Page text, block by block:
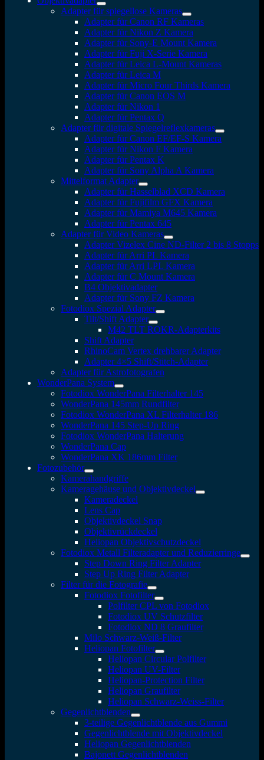
Adapter für spiegellose Kameras
Adapter für Canon RF Kameras
Adapter für Nikon Z Kamera
Adapter für Sony-E Mount Kamera
Adapter für Fuji X-Serie Kamera
Adapter für Leica L-Mount Kameras
Adapter für Leica M
Adapter für Micro Four Thirds Kamera
Adapter für Canon EOS M
Adapter für Nikon 1
Adapter für Pentax Q
Adapter für digitale Spiegelreflexkameras
Adapter für Canon EF/EF-S Kamera
Adapter für Nikon F Kamera
Adapter für Pentax K
Adapter für Sony Alpha A Kamera
Mittelformat Adapter
Adapter für Hasselblad XCD Kamera
Adapter für Fujifilm GFX Kamera
Adapter für Mamiya M645 Kamera
Adapter für Pentax 645
Adapter für Video Kameras
Adapter Vizelex Cine ND-Filter 2 bis 8 Stopps
Adapter für Arri PL Kamera
Adapter für Arri LPL Kamera
Adapter für C Mount Kamera
B4 Objektivadapter
Adapter für Sony FZ Kamera
Fotodiox Spezial Adapter
Tilt/Shift Adapter
M42 TLT ROKR-Adapterkits
Shift Adapter
RhinoCam Vertex drehbarer Adapter
Adapter 4×5 Shift/Stitch-Adapter
Adapter für Astrofotografen
WonderPana System
Fotodiox WonderPana Filterhalter 145
WonderPana 145mm Rundfilter
Fotodiox WonderPana XL Filterhalter 186
WonderPana 145 Step-Up Ring
Fotodiox WonderPana Halterung
WonderPana Cap
WonderPana XK 186mm Filter
Fotozubehör
Kamerahandgriffe
Kameragehäuse und Objektivdeckel
Kameradeckel
Lens Cap
Objektivdeckel Snap
Objektivrückdeckel
Heliopan Objektivschutzdeckel
Fotodiox Metall Filteradapter und Reduzierringe
Step Down Ring Filter Adapter
Step Up Ring Filter Adapter
Filter für die Fotografie
Fotodiox Fotofilter
Polfilter CPL von Fotodiox
Fotodiox UV Schutzfilter
Fotodiox ND 8 Graufilter
Milo Schwarz-Weiß-Filter
Heliopan Fotofilter
Heliopan Circular Polfilter
Heliopan UV-Filter
Heliopan-Protection Filter
Heliopan Graufilter
Heliopan Schwarz-Weiss-Filter
Gegenlichtblenden
3-teilige Gegenlichtblende aus Gummi
Gegenlichtblende mit Objektivdeckel
Heliopan Gegenlichtblenden
Bajonett Gegenlichtblenden